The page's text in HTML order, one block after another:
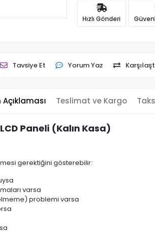
Hızlı Gönderi
Tavsiye Et Yorum Yaz
Açıklaması Teslimat ve Kargo
Paneli (Kalın Kasa)
gerektiğini gösterebilir:
varsa
problemi varsa